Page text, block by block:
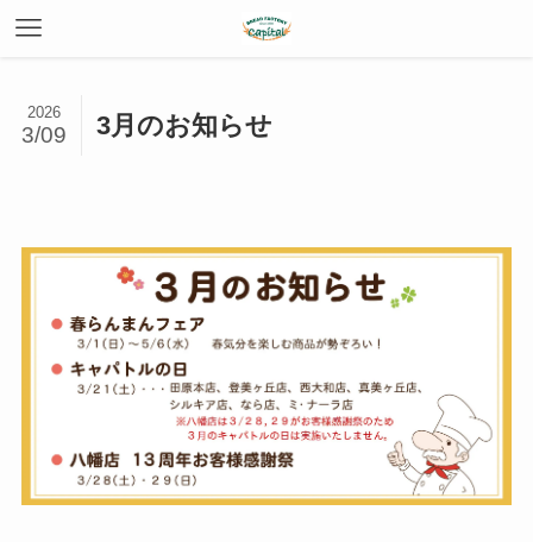
3月のお知らせ
2026
3/09